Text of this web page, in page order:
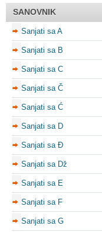
SANOVNIK
Sanjati sa A
Sanjati sa B
Sanjati sa C
Sanjati sa Č
Sanjati sa Ć
Sanjati sa D
Sanjati sa Đ
Sanjati sa Dž
Sanjati sa E
Sanjati sa F
Sanjati sa G